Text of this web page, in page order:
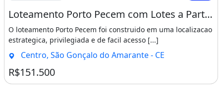
Loteamento Porto Pecem com Lotes a Partir de 15X30 Cuida Venha Adquirir o Seu Lote. Neste
O loteamento Porto Pecem foi construido em uma localizacao
estrategica, privilegiada e de facil acesso [...]
Centro, São Gonçalo do Amarante - CE
R$151.500